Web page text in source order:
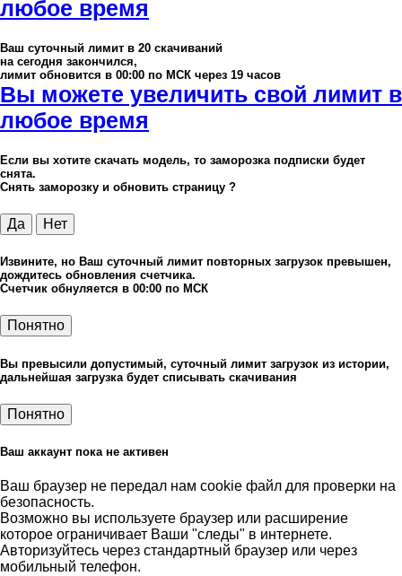
любое время
Ваш суточный лимит в 20 скачиваний
на сегодня закончился,
лимит обновится в 00:00 по МСК через 19 часов
Вы можете увеличить свой лимит в
любое время
Если вы хотите скачать модель, то заморозка подписки будет
снята.
Снять заморозку и обновить страницу ?
Да Нет
Извините, но Ваш суточный лимит повторных загрузок превышен,
дождитесь обновления счетчика.
Счетчик обнуляется в 00:00 по МСК
Понятно
Вы превысили допустимый, суточный лимит загрузок из истории,
дальнейшая загрузка будет списывать скачивания
Понятно
Ваш аккаунт пока не активен
Ваш браузер не передал нам cookie файл для проверки на
безопасность.
Возможно вы используете браузер или расширение
которое ограничивает Ваши "следы" в интернете.
Авторизуйтесь через стандартный браузер или через
мобильный телефон.